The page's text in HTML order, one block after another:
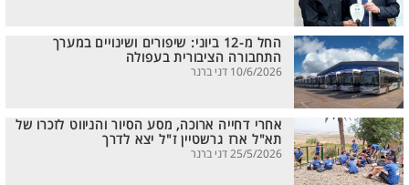
החל מ-12 ביוני: שיפורים ושינויים במערך
התחבורה הציבורית בעפולה
10/6/2026 דני ברנר
אחרי דחייה ארוכה, מסע הסיור והניווט לזכרו של
תא"ל ארז גרשטיין ז"ל יצא לדרך
25/5/2026 דני ברנר